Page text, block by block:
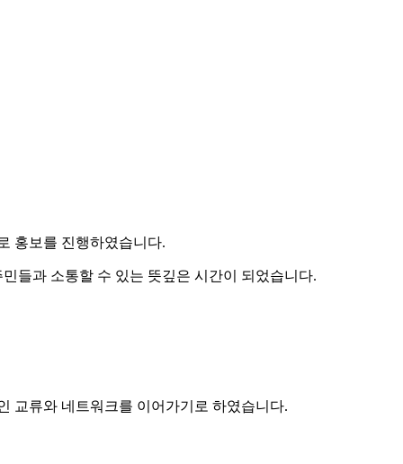
홍보를 진행하였습니다.
들과 소통할 수 있는 뜻깊은 시간이 되었습니다.
교류와 네트워크를 이어가기로 하였습니다.